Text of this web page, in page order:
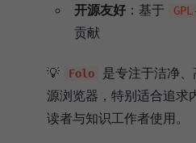
开源友好 ：基于
贡献
💡 Folo 是专注于洁净、
源浏览器，特别适合追求
读者与知识工作者使用。